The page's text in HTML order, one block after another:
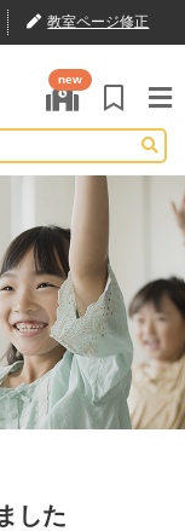
教室ページ修正
new
した